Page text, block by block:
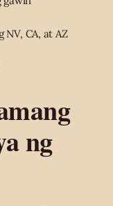
NV, CA, at AZ
ng